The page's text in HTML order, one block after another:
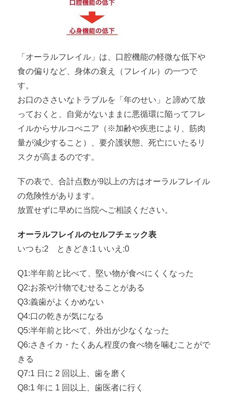
「オーラルフレイル」は、口腔機能の軽微な低下や
食の偏りなど、身体の衰え（フレイル）の一つで
す。
お口のささいなトラブルを「年のせい」と諦めて放
っておくと、自覚がないままに悪循環に陥ってフレ
イルからサルコぺニア（※加齢や疾患により、筋肉
量が減少すること）、要介護状態、死亡にいたるリ
スクが高まるのです。
下の表で、合計点数が9以上の方はオーラルフレイル
の危険性があります。
放置せずに早めに当院へご相談ください。
オーラルフレイルのセルフチェック表
いつも:2 ときどき:1 いいえ:0
Q1:半年前と比べて、堅い物が食べにくくなった
Q2:お茶や汁物でむせることがある
Q3:義歯がよくかめない
Q4:口の乾きが気になる
Q5:半年前と比べて、外出が少なくなった
Q6:さきイカ・たくあん程度の食べ物を噛むことがで
きる
Q7:1 日に 2 回以上、歯を磨く
Q8:1 年に 1 回以上、歯医者に行く